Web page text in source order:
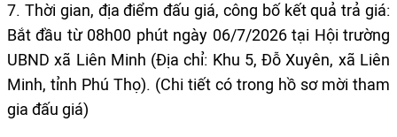
7. Thời gian, địa điểm đấu giá, công bố kết quả trả giá:
Bắt đầu từ 08h00 phút ngày 06/7/2026 tại Hội trường
UBND xã Liên Minh (Địa chỉ: Khu 5, Đỗ Xuyên, xã Liên
Minh, tỉnh Phú Thọ). (Chi tiết có trong hồ sơ mời tham
gia đấu giá)